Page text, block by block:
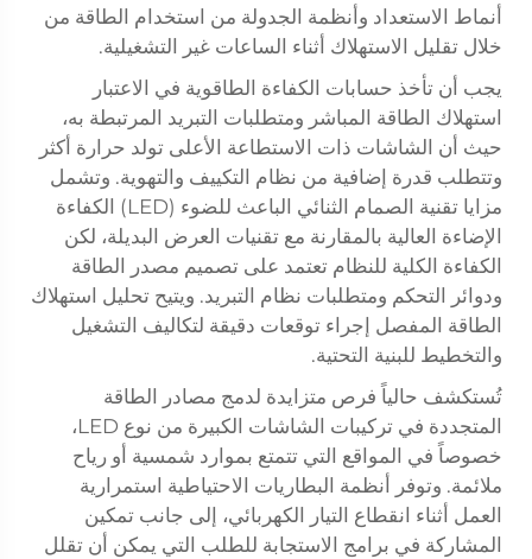
أنماط الاستعداد وأنظمة الجدولة من استخدام الطاقة من
خلال تقليل الاستهلاك أثناء الساعات غير التشغيلية.
يجب أن تأخذ حسابات الكفاءة الطاقوية في الاعتبار
استهلاك الطاقة المباشر ومتطلبات التبريد المرتبطة به،
حيث أن الشاشات ذات الاستطاعة الأعلى تولد حرارة أكثر
وتتطلب قدرة إضافية من نظام التكييف والتهوية. وتشمل
مزايا تقنية الصمام الثنائي الباعث للضوء (LED) الكفاءة
الإضاءة العالية بالمقارنة مع تقنيات العرض البديلة، لكن
الكفاءة الكلية للنظام تعتمد على تصميم مصدر الطاقة
ودوائر التحكم ومتطلبات نظام التبريد. ويتيح تحليل استهلاك
الطاقة المفصل إجراء توقعات دقيقة لتكاليف التشغيل
والتخطيط للبنية التحتية.
تُستكشف حالياً فرص متزايدة لدمج مصادر الطاقة
المتجددة في تركيبات الشاشات الكبيرة من نوع LED،
خصوصاً في المواقع التي تتمتع بموارد شمسية أو رياح
ملائمة. وتوفر أنظمة البطاريات الاحتياطية استمرارية
العمل أثناء انقطاع التيار الكهربائي، إلى جانب تمكين
المشاركة في برامج الاستجابة للطلب التي يمكن أن تقلل